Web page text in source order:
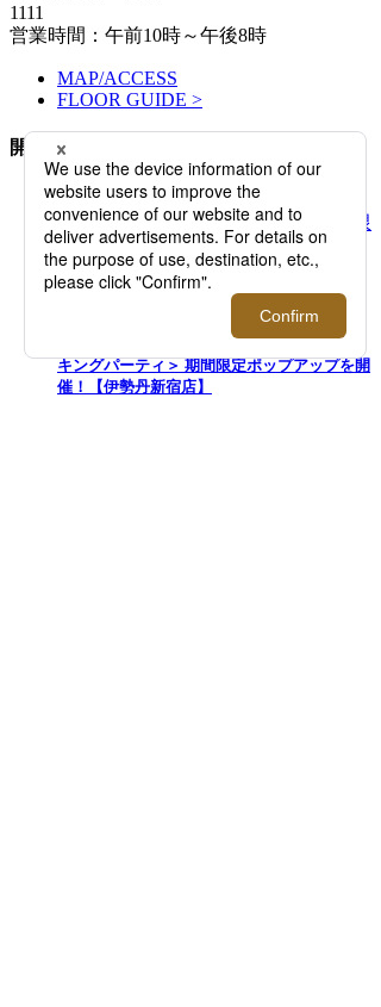
1111
営業時間：午前10時～午後8時
MAP/ACCESS
FLOOR GUIDE >
開催中のイベント
「マウリッツハイス美術館」×＜タグス ワー
キングパーティ＞ 期間限定ポップアップを開
催！【伊勢丹新宿店】